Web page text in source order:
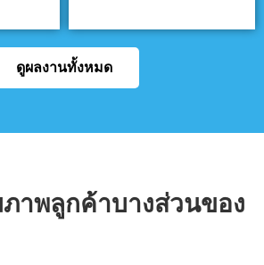
ดูผลงานทั้งหมด
ภาพลูกค้าบางส่วนของ